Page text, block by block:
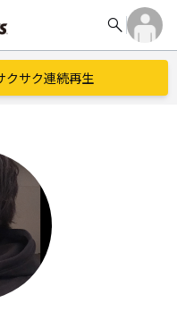
search
クサク連続再生